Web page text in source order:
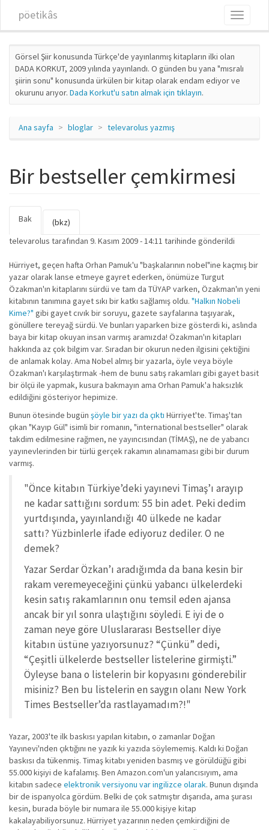
pöetikâs
Toggle
Görsel Şiir konusunda Türkçe'de yayınlanmış kitapların ilki olan
DADA KORKUT, 2009 yılında yayınlandı. O günden bu yana "mısralı
şiirin sonu" konusunda ürkülen bir kitap olarak endam ediyor ve
okurunu arıyor. Dada Korkut'u satın almak için tıklayın.
Ana sayfa bloglar televarolus yazmış
Bir bestseller çemkirmesi
Birincil sekmeler
Bak
sekme)
(bkz)
televarolus tarafından 9. Kasım 2009 - 14:11 tarihinde gönderildi
Hürriyet, geçen hafta Orhan Pamuk'u "başkalarının nobel"ine kaçmış bir
yazar olarak lanse etmeye gayret ederken, önümüze Turgut
Özakman'ın kitaplarını sürdü ve tam da TÜYAP varken, Özakman'ın yeni
kitabının tanımına gayet sıkı bir katkı sağlamış oldu. "Halkın Nobeli
Kime?" gibi gayet cıvık bir soruyu, gazete sayfalarına taşıyarak,
gönüllere tereyağ sürdü. Ve bunları yaparken bize gösterdi ki, aslında
baya bir kitap okuyan insan varmış aramızda! Özakman'ın kitapları
hakkında az çok bilgim var. Sıradan bir okurun neden ilgisini çektiğini
de anlamak kolay. Ama Nobel almış bir yazarla, öyle veya böyle
Özakman'ı karşılaştırmak -hem de bunu satış rakamları gibi gayet basit
bir ölçü ile yapmak, kusura bakmayın ama Orhan Pamuk'a haksızlık
edildiğini gösteriyor hepimize.
Bunun ötesinde bugün şöyle bir yazı da çıktı Hürriyet'te. Timaş'tan
çıkan "Kayıp Gül" isimli bir romanın, "international bestseller" olarak
takdim edilmesine rağmen, ne yayıncısından (TİMAŞ), ne de yabancı
yayınevlerinden bir türlü gerçek rakamın alınamaması gibi bir durum
varmış.
"Önce kitabın Türkiye’deki yayınevi Timaş’ı arayıp
ne kadar sattığını sordum: 55 bin adet. Peki dedim
yurtdışında, yayınlandığı 40 ülkede ne kadar
sattı? Yüzbinlerle ifade ediyoruz dediler. O ne
demek?
Yazar Serdar Özkan’ı aradığımda da bana kesin bir
rakam veremeyeceğini çünkü yabancı ülkelerdeki
kesin satış rakamlarının onu temsil eden ajansa
ancak bir yıl sonra ulaştığını söyledi. E iyi de o
zaman neye göre Uluslararası Bestseller diye
kitabın üstüne yazıyorsunuz? “Çünkü” dedi,
“Çeşitli ülkelerde bestseller listelerine girmişti.”
Öyleyse bana o listelerin bir kopyasını gönderebilir
misiniz? Ben bu listelerin en saygın olanı New York
Times Bestseller’da rastlayamadım?!"
Yazar, 2003'te ilk baskısı yapılan kitabın, o zamanlar Doğan
Yayınevi'nden çıktığını ne yazık ki yazıda söylememiş. Kaldı ki Doğan
baskısı da tükenmiş. Timaş kitabı yeniden basmış ve görüldüğü gibi
55.000 kişiyi de kafalamış. Ben Amazon.com'un yalancısıyım, ama
kitabın sadece elektronik versiyonu var ingilizce olarak. Bunun dışında
bir de ispanyolca gördüm. Belki de çok satmıştır dışarıda, ama şurası
kesin, burada böyle bir numara ile 55.000 kişiye kitap
kakalayabiliyorsunuz. Hürriyet yazarının neden çemkirdiğini de